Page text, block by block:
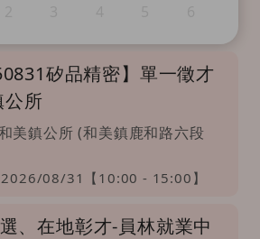
矽品精密】單一徵才
公所
美鎮公所 (和美鎮鹿和路六段
08/31【10:00 - 15:00】
、在地彰才-員林就業中